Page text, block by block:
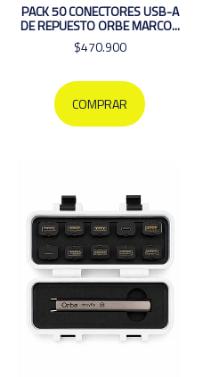
PACK 50 CONECTORES USB-A
DE REPUESTO ORBE MARCO...
$470.900
COMPRAR